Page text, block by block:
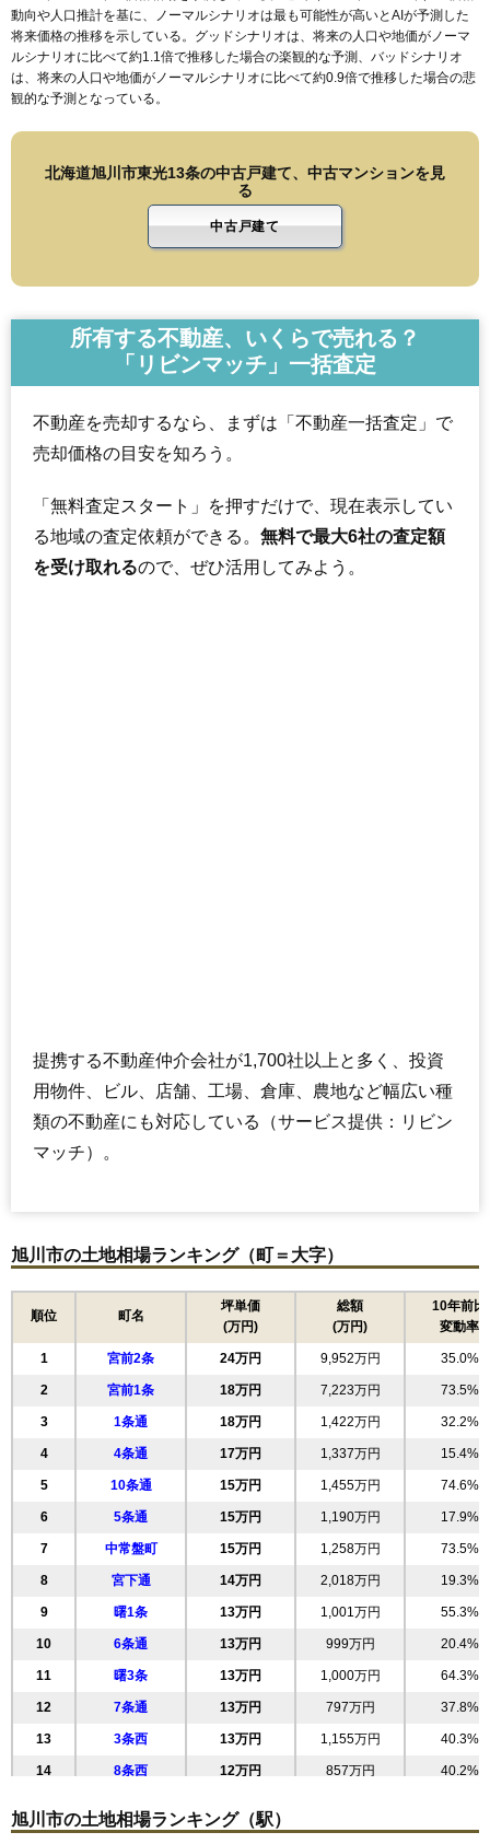
動向や人口推計を基に、ノーマルシナリオは最も可能性が高いとAIが予測した
将来価格の推移を示している。グッドシナリオは、将来の人口や地価がノーマ
ルシナリオに比べて約1.1倍で推移した場合の楽観的な予測、バッドシナリオ
は、将来の人口や地価がノーマルシナリオに比べて約0.9倍で推移した場合の悲
観的な予測となっている。
北海道旭川市東光13条の中古戸建て、中古マンションを見
る
中古戸建て
所有する不動産、いくらで売れる？
「リビンマッチ」一括査定
不動産を売却するなら、まずは「不動産一括査定」で
売却価格の目安を知ろう。
「無料査定スタート」を押すだけで、現在表示してい
る地域の査定依頼ができる。 無料で最大6社の査定額
を受け取れるので、ぜひ活用してみよう。
提携する不動産仲介会社が1,700社以上と多く、投資
用物件、ビル、店舗、工場、倉庫、農地など幅広い種
類の不動産にも対応している（サービス提供：リビン
マッチ）。
旭川市の土地相場ランキング（町＝大字）
順位 町名
坪単価
(万円)
総額
(万円)
10年前比
変動率
1 宮前2条 24万円 9,952万円 35.0%
2 宮前1条 18万円 7,223万円 73.5%
3 1条通 18万円 1,422万円 32.2%
4 4条通 17万円 1,337万円 15.4%
5 10条通 15万円 1,455万円 74.6%
6 5条通 15万円 1,190万円 17.9%
7 中常盤町 15万円 1,258万円 73.5%
8 宮下通 14万円 2,018万円 19.3%
9 曙1条 13万円 1,001万円 55.3%
10 6条通 13万円 999万円 20.4%
11 曙3条 13万円 1,000万円 64.3%
12 7条通 13万円 797万円 37.8%
13 3条西 13万円 1,155万円 40.3%
14 8条西 12万円 857万円 40.2%
16 6条西 12万円 708万円 41.2%
旭川市の土地相場ランキング（駅）